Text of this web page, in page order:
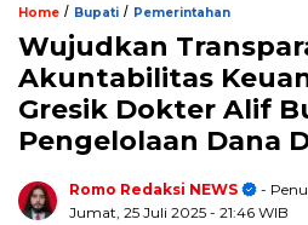
Home / Bupati / Pemerintahan
Wujudkan
Akuntabilitas
Gresik Dokter Alif
Pengelolaan Dana
Romo Redaksi NEWS
-
Jumat, 25 Juli 2025 - 21:46 WIB